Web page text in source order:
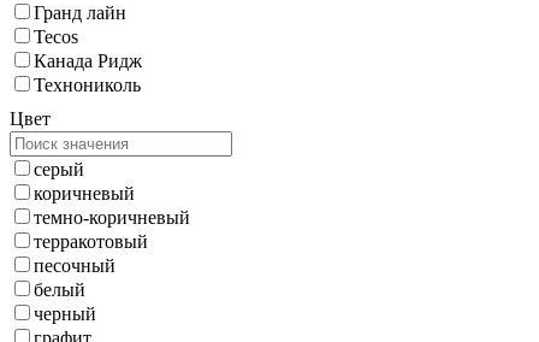
Гранд лайн
Tecos
Канада Ридж
Технониколь
Цвет
серый
коричневый
темно-коричневый
терракотовый
песочный
белый
черный
графит